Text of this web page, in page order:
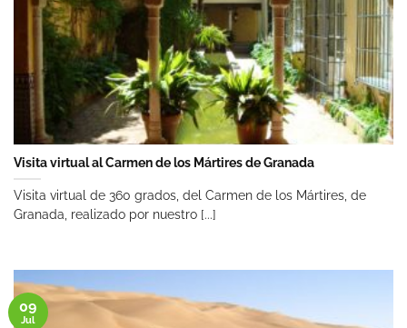
Visita virtual al Carmen de los Mártires de Granada
Visita virtual de 360 grados, del Carmen de los Mártires, de
Granada, realizado por nuestro [...]
09
Jul